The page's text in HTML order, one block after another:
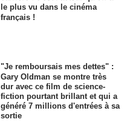
le plus vu dans le cinéma
français !
"Je remboursais mes dettes" :
Gary Oldman se montre très
dur avec ce film de science-
fiction pourtant brillant et qui a
généré 7 millions d'entrées à sa
sortie